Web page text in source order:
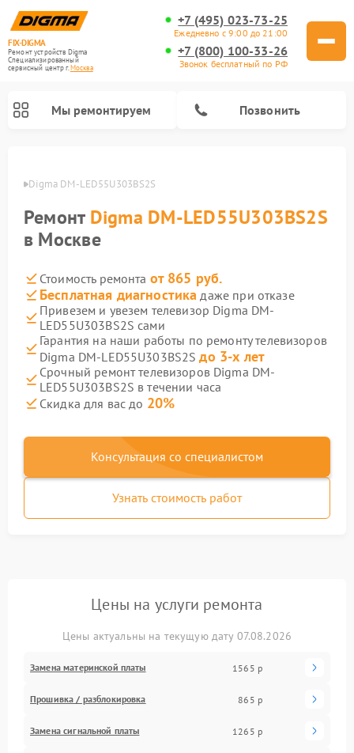
FIX-DIGMA
Ремонт устройств Digma
Специализированный
cервисный центр г.Москва
+7 (495) 023-73-25
Ежедневно с 9:00 до 21:00
+7 (800) 100-33-26
Звонок бесплатный по РФ
Мы ремонтируем Позвонить
Digma DM-LED55U303BS2S
Ремонт Digma DM-LED55U303BS2S
в Москве
Стоимость ремонта от 865 руб.
Бесплатная диагностика даже при отказе
Привезем и увезем телевизор Digma DM-
LED55U303BS2S сами
Гарантия на наши работы по ремонту телевизоров
Digma DM-LED55U303BS2Sдо 3-х лет
Срочный ремонт телевизоров Digma DM-
LED55U303BS2S в течении часа
Скидка для вас до 20%
Консультация со специалистом
Узнать стоимость работ
Цены на услуги ремонта
Цены актуальны на текущую дату 07.08.2026
Замена материнской платы 1565 р
Прошивка / разблокировка 865 р
Замена сигнальной платы 1265 р